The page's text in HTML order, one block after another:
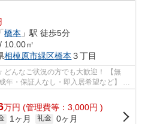
「橋本 」駅 徒歩5分
10.00㎡
相模原市緑区橋本 ３丁目
んなご状況の方でも大歓迎！ 【無
年・保証人なし・即入居希望など】 ネ
万円 (管理費等：3,000円 )
1ヶ月 礼金 0ヶ月